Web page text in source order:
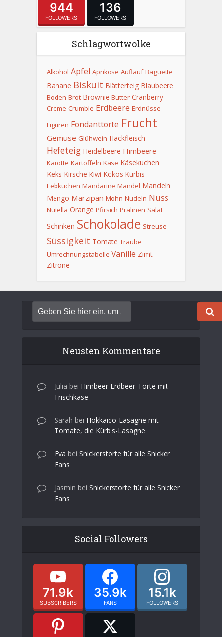
944
FOLLOWERS
136
FOLLOWERS
Schlagwortwolke
Alkohol Apfel Aprikose Auflauf Baguette
Banane Biskuit Blätterteig Blaubeere
Boden Brot Brownie Butter Cranberry
Creme Crumble Erdbeere Erdnüsse
Figuren Fondanttorte Frucht
Gemüse Glühwein Hackfleisch
Hefeteig Heidelbeere Himbeere
Karotte Kartoffeln Käse Käsekuchen
Keks Kirsche Kiwi Kokos Kürbis
Lebkuchen Mandarine Mandel Mandeln
Mango Marzipan Mohn Nudeln Nuss
Nutella Orange Pfirsich Pralinen Salat
Schinken Schokolade Streusel
Süssigkeit Tomate Traube
Umrechnungstabelle Vanille Zimt
Zitrone
Neusten Kommentare
Julia bei Himbeer-Erdbeer-Torte mit
Frischkäse
Sarah bei Hokkaido-Lasagne mit
Tomate, die Kürbis-Lasagne
Eva bei Snickerstorte für alle Snicker
Fans
Jasmin bei Snickerstorte für alle Snicker
Fans
Social Followers
71.9k
SUBSCRIBERS
35.9k
FANS
15.1k
FOLLOWERS